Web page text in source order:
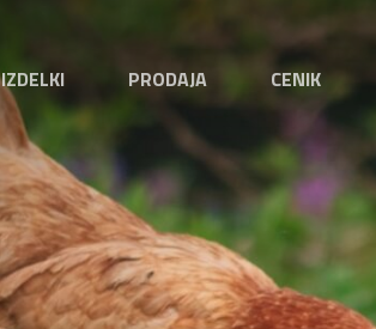
IZDELKI PRODAJA CENIK